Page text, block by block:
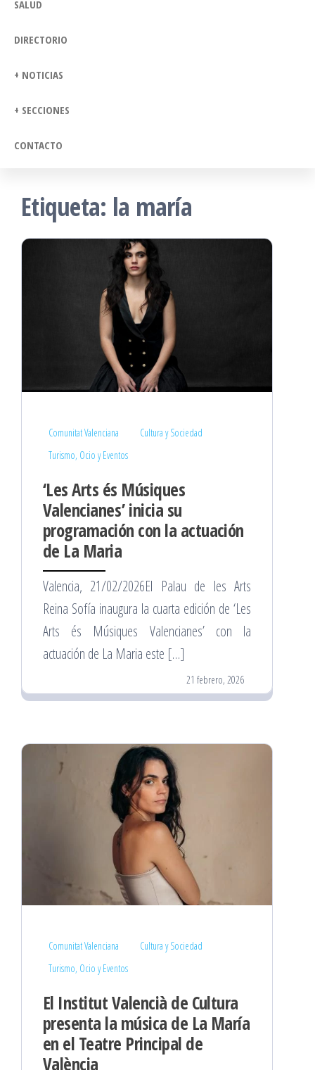
SALUD
DIRECTORIO
+ NOTICIAS
+ SECCIONES
CONTACTO
Etiqueta: la maría
Comunitat Valenciana
Cultura y Sociedad
Turismo, Ocio y Eventos
‘Les Arts és Músiques
Valencianes’ inicia su
programación con la actuación
de La Maria
Valencia, 21/02/2026El Palau de les Arts
Reina Sofía inaugura la cuarta edición de ‘Les
Arts és Músiques Valencianes’ con la
actuación de La Maria este […]
21 febrero, 2026
Comunitat Valenciana
Cultura y Sociedad
Turismo, Ocio y Eventos
El Institut Valencià de Cultura
presenta la música de La María
en el Teatre Principal de
València